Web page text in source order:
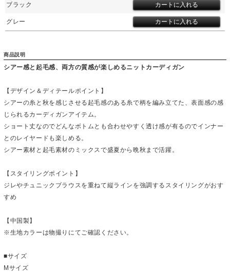
ブラック
グレー
商品説明
シアー感と起毛感、両方の質感が楽しめるニットカーディガン
【デザイン＆ディテールポイント】
シアーの糸と秋を感じさせる起毛感のある糸で柄を編み立てた、表面感の感
じられるカーディガンアイテム。
ショート丈なのでどんなボトムとも合わせやすく透け感が有るのでインナー
とのレイヤードも楽しめる。
シアー素材と起毛素材のミックスで盛夏から晩秋まで活躍。
【スタイリングポイント】
ジレやチュニックブラウスを重ねて縦ラインを強調するスタイリングがおす
すめ
【中国製】
※生地カラーは物撮りにてご確認ください。
■サイズ
Mサイズ